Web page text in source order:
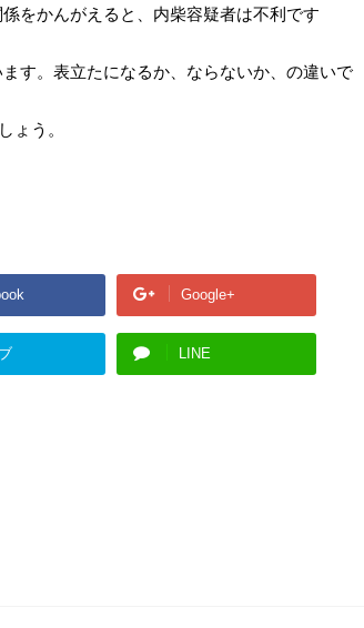
をかんがえると、内柴容疑者は不利です
す。表立たになるか、ならないか、の違いで
ょう。
Google+
LINE